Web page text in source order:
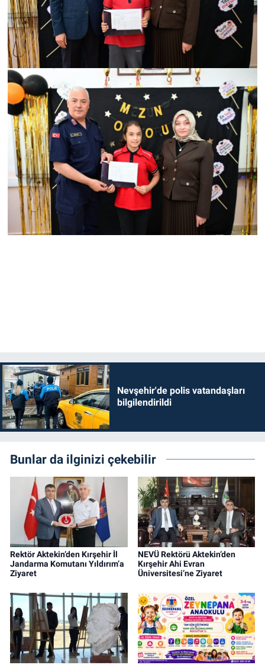
Nevşehir'de polis vatandaşları
bilgilendirildi
Bunlar da ilginizi çekebilir
Rektör Aktekin’den Kırşehir İl
Jandarma Komutanı Yıldırım’a
Ziyaret
NEVÜ Rektörü Aktekin’den
Kırşehir Ahi Evran
Üniversitesi’ne Ziyaret